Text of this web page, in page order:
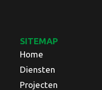
SITEMAP
Home
Diensten
Projecten